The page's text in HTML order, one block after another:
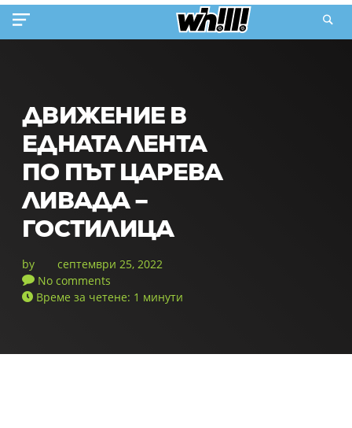
ДВИЖЕНИЕ В
ЕДНАТА ЛЕНТА
ПО ПЪТ ЦАРЕВА
ЛИВАДА –
ГОСТИЛИЦА
by
септември 25, 2022
No comments
Време за четене: 1 минути